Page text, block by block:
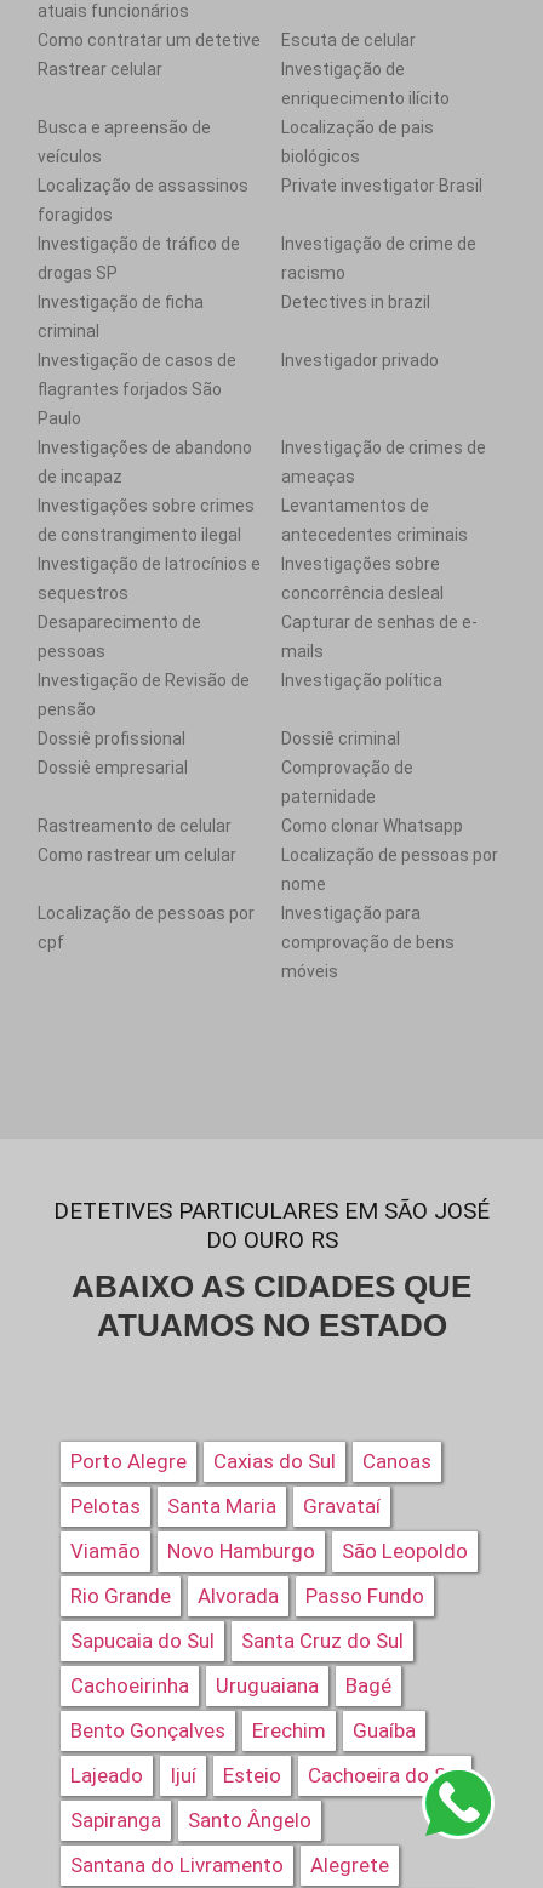
atuais funcionários
Como contratar um detetive
Escuta de celular
Rastrear celular
Investigação de
enriquecimento ilícito
Busca e apreensão de
veículos
Localização de pais
biológicos
Localização de assassinos
foragidos
Private investigator Brasil
Investigação de tráfico de
drogas SP
Investigação de crime de
racismo
Investigação de ficha
criminal
Detectives in brazil
Investigação de casos de
flagrantes forjados São
Paulo
Investigador privado
Investigações de abandono
de incapaz
Investigação de crimes de
ameaças
Investigações sobre crimes
de constrangimento ilegal
Levantamentos de
antecedentes criminais
Investigação de latrocínios e
sequestros
Investigações sobre
concorrência desleal
Desaparecimento de
pessoas
Capturar de senhas de e-
mails
Investigação de Revisão de
pensão
Investigação política
Dossiê profissional
Dossiê criminal
Dossiê empresarial
Comprovação de
paternidade
Rastreamento de celular
Como clonar Whatsapp
Como rastrear um celular
Localização de pessoas por
nome
Localização de pessoas por
cpf
Investigação para
comprovação de bens
móveis
DETETIVES PARTICULARES EM SÃO JOSÉ
DO OURO RS
ABAIXO AS CIDADES QUE
ATUAMOS NO ESTADO
Porto Alegre Caxias do Sul
Canoas
Pelotas
Santa Maria
Gravataí
Viamão
Novo Hamburgo
São Leopoldo
Rio Grande
Alvorada
Passo Fundo
Sapucaia do Sul
Santa Cruz do Sul
Cachoeirinha
Uruguaiana
Bagé
Bento Gonçalves
Erechim
Guaíba
Lajeado
Ijuí Esteio
Cachoeira do Sul
Sapiranga
Santo Ângelo
Santana do Livramento
Alegrete